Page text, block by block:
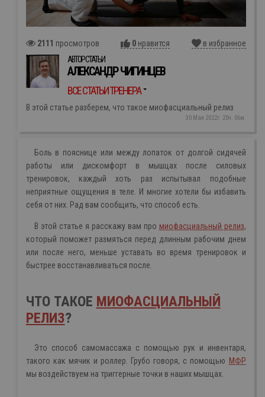
2111 просмотров 0 нравится
в избранное
АВТОР СТАТЬИ
АЛЕКСАНДР ЧИГИНЦЕВ
ВСЕ СТАТЬИ ТРЕНЕРА
В этой статье разберем, что такое миофасциальный релиз
30 Мая 2022г. 20ч. 06м.
Боль в пояснице или между лопаток от долгой сидячей
работы или дискомфорт в мышцах после силовых
тренировок, каждый хоть раз испытывал подобные
неприятные ощущения в теле. И многие хотели бы избавить
себя от них. Рад вам сообщить, что способ есть.
В этой статье я расскажу вам про миофасциальный релиз,
который поможет размяться перед длинным рабочим днем
или после него, меньше уставать во время тренировок и
быстрее восстанавливаться после.
ЧТО ТАКОЕ МИОФАСЦИАЛЬНЫЙ
РЕЛИЗ?
Это способ самомассажа с помощью рук и инвентаря,
такого как мячик и роллер. Грубо говоря, с помощью МФР
мы воздействуем на триггерные точки в наших мышцах.